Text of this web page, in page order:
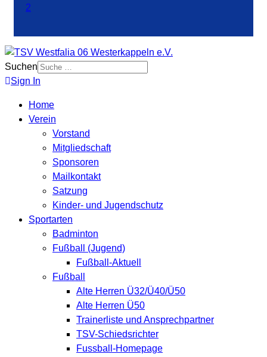
Suchen
Sign In
Home
Verein
Vorstand
Mitgliedschaft
Sponsoren
Mailkontakt
Satzung
Kinder- und Jugendschutz
Sportarten
Badminton
Fußball (Jugend)
Fußball-Aktuell
Fußball
Alte Herren Ü32/Ü40/Ü50
Alte Herren Ü50
Trainerliste und Ansprechpartner
TSV-Schiedsrichter
Fussball-Homepage